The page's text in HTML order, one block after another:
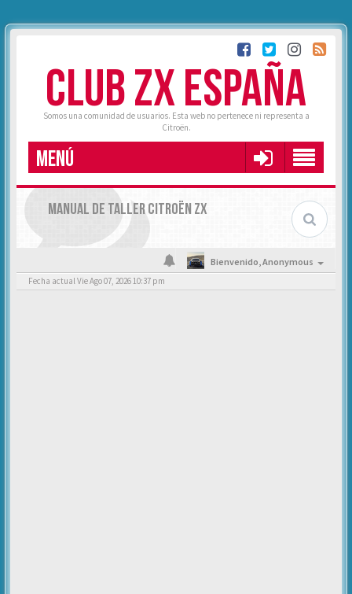
CLUB ZX ESPAÑA
Somos una comunidad de usuarios. Esta web no pertenece ni representa a
Citroën.
MENÚ
MANUAL DE TALLER CITROËN ZX
Bienvenido,Anonymous
Fecha actual Vie Ago 07, 2026 10:37 pm